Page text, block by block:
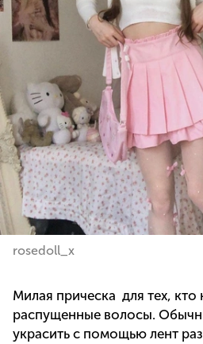
rosedoll_x
Милая прическа для тех, кто
распущенные волосы.
украсить с помощью лент